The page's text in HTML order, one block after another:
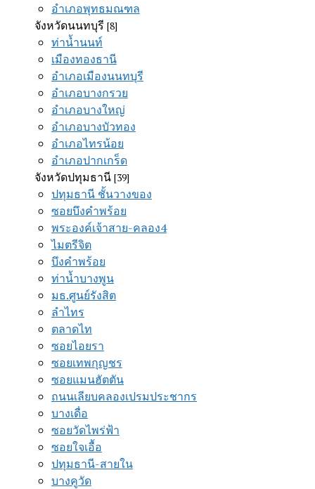
อำเภอพุทธมณฑล
จังหวัดนนทบุรี [8]
ท่าน้ำนนท์
เมืองทองธานี
อำเภอเมืองนนทบุรี
อำเภอบางกรวย
อำเภอบางใหญ่
อำเภอบางบัวทอง
อำเภอไทรน้อย
อำเภอปากเกร็ด
จังหวัดปทุมธานี [39]
ปทุมธานี ชั้นวางของ
ซอยบึงคำพร้อย
พระองค์เจ้าสาย-คลอง4
ไมตรีจิต
บึงคำพร้อย
ท่าน้ำบางพูน
มธ.ศูนย์รังสิต
ลำไทร
ตลาดไท
ซอยไอยรา
ซอยเทพกุญชร
ซอยแมนฮัตตัน
ถนนเลียบคลองเปรมประชากร
บางเดื่อ
ซอยวัดไพร่ฟ้า
ซอยใจเอื้อ
ปทุมธานี-สายใน
บางคูวัด